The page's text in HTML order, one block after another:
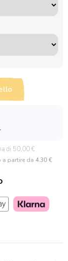
di 50,00 €
partire da 4.30 €